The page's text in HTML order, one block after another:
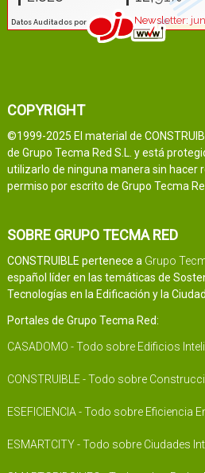
COPYRIGHT
©1999-2025 El material de
de Grupo Tecma Red S.L. y está
utilizarlo de ninguna manera sin hacer
permiso por escrito de Grupo Tecma
SOBRE GRUPO TECMA RED
CONSTRUIBLE pertenece a Grupo
español líder en las temáticas de
Tecnologías en la Edificación y la Ciudad.
Portales de Grupo Tecma Red:
CASADOMO - Todo sobre Edificios
CONSTRUIBLE - Todo sobre
ESEFICIENCIA - Todo sobre Eficiencia
ESMARTCITY - Todo sobre Ciudades